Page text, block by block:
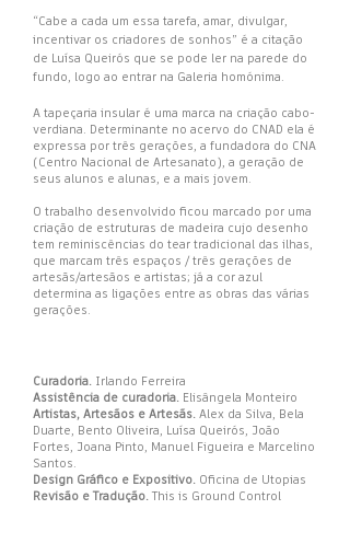
“Cabe a cada um essa tarefa, amar, divulgar,
incentivar os criadores de sonhos” é a citação
de Luísa Queirós que se pode ler na parede do
fundo, logo ao entrar na Galeria homónima.
A tapeçaria insular é uma marca na criação cabo-
verdiana. Determinante no acervo do CNAD ela é
expressa por três gerações, a fundadora do CNA
(Centro Nacional de Artesanato), a geração de
seus alunos e alunas, e a mais jovem.
O trabalho desenvolvido ficou marcado por uma
criação de estruturas de madeira cujo desenho
tem reminiscências do tear tradicional das ilhas,
que marcam três espaços / três gerações de
artesãs/artesãos e artistas; já a cor azul
determina as ligações entre as obras das várias
gerações.
Curadoria. Irlando Ferreira
Assistência de curadoria.
Elisângela Monteiro
Artistas, Artesãos e Artesãs. Alex da Silva, Bela
Duarte, Bento Oliveira, Luísa Queirós, João
Fortes, Joana Pinto, Manuel Figueira e Marcelino
Santos.
Design Gráfico e Expositivo.
Oficina de Utopias
Revisão e Tradução. This is Ground Control